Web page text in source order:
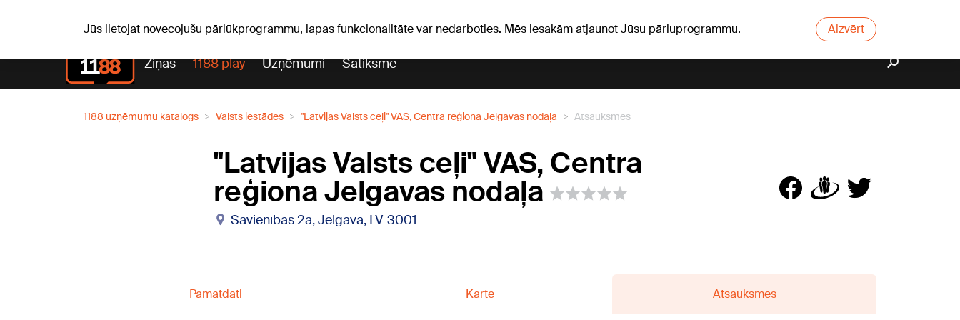
Jūs lietojat novecojušu pārlūkprogrammu, lapas funkcionalitāte var nedarboties. Mēs iesakām atjaunot Jūsu pārluprogrammu. Aizvērt
Ziņas 1188 play Uzņēmumi Satiksme
1188 uzņēmumu katalogs Valsts iestādes "Latvijas Valsts ceļi" VAS, Centra reģiona Jelgavas nodaļa Atsauksmes
"Latvijas Valsts ceļi" VAS, Centra
reģiona Jelgavas nodaļa
Savienības 2a, Jelgava, LV-3001
Pamatdati Karte Atsauksmes